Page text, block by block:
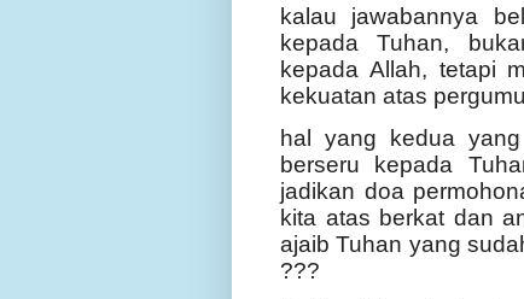
kalau jawabannya
kepada Tuhan,
kepada Allah, tetapi
kekuatan atas
hal yang kedua
berseru kepada
jadikan doa
kita atas berkat dan
ajaib Tuhan yang
???